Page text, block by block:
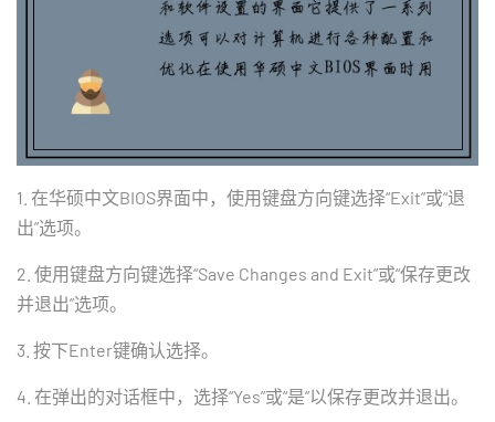
1. 在华硕中文BIOS界面中，使用键盘方向键选择“Exit”或“退
出”选项。
2. 使用键盘方向键选择“Save Changes and Exit”或“保存更改
并退出”选项。
3. 按下Enter键确认选择。
4. 在弹出的对话框中，选择“Yes”或“是”以保存更改并退出。